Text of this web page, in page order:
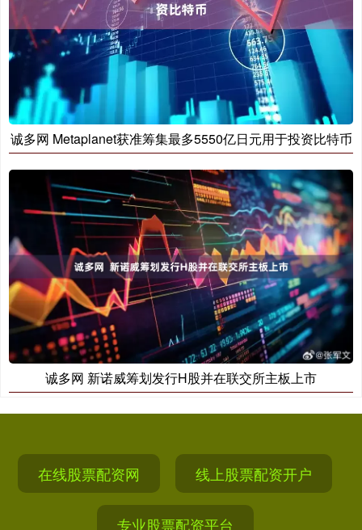
诚多网 Metaplanet获准筹集最多5550亿日元用于投资比特币
诚多网 新诺威筹划发行H股并在联交所主板上市
在线股票配资网 线上股票配资开户
专业股票配资平台